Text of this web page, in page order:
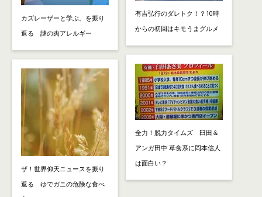
カズレーザーと学ぶ。を振り
返る 謎の肉アレルギー
ザ！世界仰天ニュースを振り
返る ゆでガニの危険な食べ
有吉弘行のダレトク！？10時
からの初回はキモうまグルメ
全力！脱力タイムズ 臼田＆
アンガ田中 草食系に岡本信人
は面白い？